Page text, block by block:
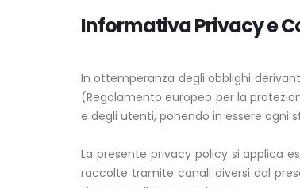
Informativa Privacy e
In ottemperanza degli obblighi
(Regolamento europeo per la
e degli utenti, ponendo in essere ogni
La presente privacy policy si applica
raccolte tramite canali diversi dal